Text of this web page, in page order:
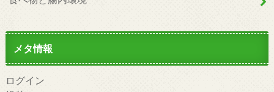
メタ情報
ログイン